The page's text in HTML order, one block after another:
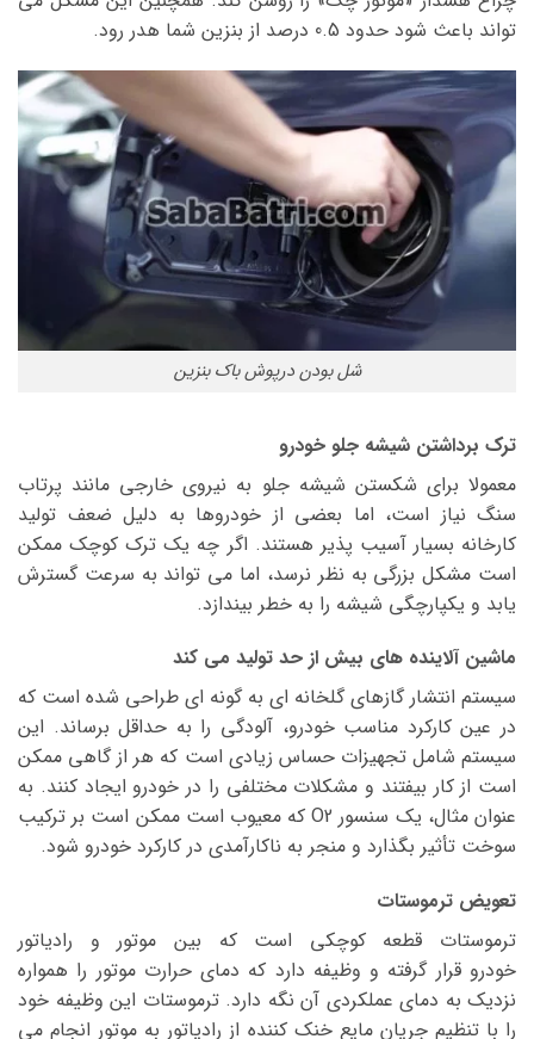
تواند باعث شود حدود 0.5 درصد از بنزین شما هدر رود.
شل بودن درپوش باک بنزین
ترک برداشتن شیشه جلو خودرو
معمولا برای شکستن شیشه جلو به نیروی خارجی مانند پرتاب
سنگ نیاز است، اما بعضی از خودروها به دلیل ضعف تولید
کارخانه بسیار آسیب پذیر هستند. اگر چه یک ترک کوچک ممکن
است مشکل بزرگی به نظر نرسد، اما می تواند به سرعت گسترش
یابد و یکپارچگی شیشه را به خطر بیندازد.
ماشین آلاینده های بیش از حد تولید می کند
سیستم انتشار گازهای گلخانه ای به گونه ای طراحی شده است که
در عین کارکرد مناسب خودرو، آلودگی را به حداقل برساند. این
سیستم شامل تجهیزات حساس زیادی است که هر از گاهی ممکن
است از کار بیفتند و مشکلات مختلفی را در خودرو ایجاد کنند. به
عنوان مثال، یک سنسور O2 که معیوب است ممکن است بر ترکیب
سوخت تأثیر بگذارد و منجر به ناکارآمدی در کارکرد خودرو شود.
تعویض ترموستات
ترموستات قطعه کوچکی است که بین موتور و رادیاتور
خودرو قرار گرفته و وظیفه دارد که دمای حرارت موتور را همواره
نزدیک به دمای عملکردی آن نگه دارد. ترموستات این وظیفه خود
را با تنظیم جریان مایع خنک کننده از رادیاتور به موتور انجام می